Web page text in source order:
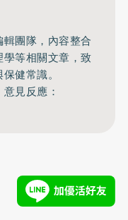
輯團隊，內容整合
等相關文章，致
健常識。
見反應：